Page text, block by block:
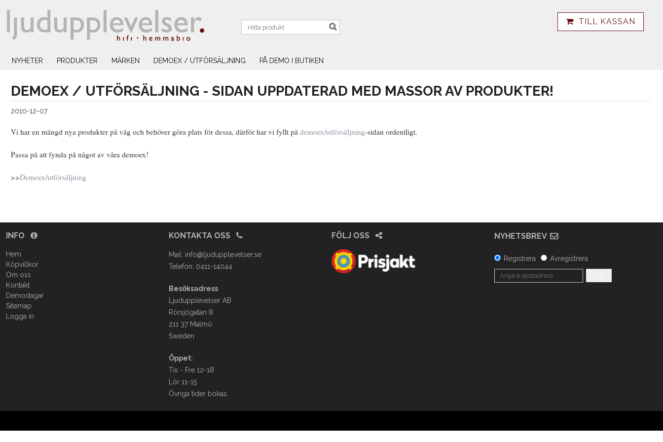
TILL KASSAN
NYHETER PRODUKTER MÄRKEN DEMOEX / UTFÖRSÄLJNING PÅ DEMO I BUTIKEN
DEMOEX / UTFÖRSÄLJNING - SIDAN UPPDATERAD MED MASSOR AV PRODUKTER!
2010-12-07
Vi har en mängd nya produkter på väg och behöver göra plats för dessa, därför har vi fyllt på demoex/utförsäljning-sidan ordentligt.
Passa på att fynda på något av våra demoex!
>>Demoex/utförsäljning
INFO
Hem
Köpvillkor
Om oss
Kontakt
Demodagar
Sitemap
Logga in
KONTAKTA OSS
Mail: info@ljudupplevelser.se
Telefon: 0411-14044
Besöksadress
Ljudupplevelser AB
Rörsjögatan 8
211 37 Malmö
Sweden
Öppet:
Tis - Fre 12-18
Lör 11-15
Övriga tider bokas
FÖLJ OSS NYHETSBREV
Registrera Avregistrera